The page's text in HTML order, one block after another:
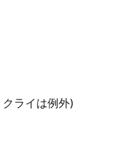
ライは例外)